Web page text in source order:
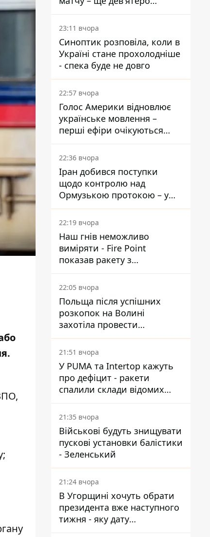
постраждали
23:11 вчора
Синоптик розповіла, коли в
Україні стане прохолодніше
- спека буде не довго
22:57 вчора
Голос Америки відновлює
українське мовлення –
перші ефіри очікуються
наступного тижня
22:36 вчора
Іран добився поступки
щодо контролю над
Ормузькою протокою – у
Reuters розкрили деталі
22:19 вчора
Наш гнів неможливо
виміряти - Fire Point
показав ракету з
загадковою позначкою 723
22:05 вчора
Польща після успішних
розкопок на Волині
захотіла провести
ексгумацію у нових місцях
21:51 вчора
У PUMA та Intertop кажуть
про дефіцит - ракети
спалили склади відомих
брендів
21:35 вчора
Військові будуть знищувати
пускові установки балістики
- Зеленський
21:24 вчора
В Угорщині хочуть обрати
президента вже наступного
тижня - яку дату
пропонують